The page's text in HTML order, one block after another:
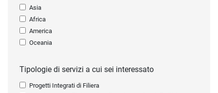
Asia
Africa
America
Oceania
Tipologie di servizi a cui sei interessato
Progetti Integrati di Filiera